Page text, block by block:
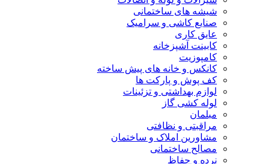
شیشه های ساختمانی
صنایع کاشی و سرامیک
عایق کاری
کابینت آشپزخانه
کامپوزیت
کانکس و خانه های پیش ساخته
کف پوش و پارکت ها
لوازم بهداشتی و تزئینات
لوله کشی گاز
مبلمان
مراقبتی و نظافتی
مشاورین املاک و ساختمان
مصالح ساختمانی
نرده و حفاظ